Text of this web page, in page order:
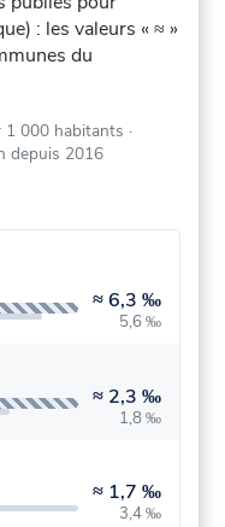
: les valeurs « ≈ »
du
1 000 habitants ·
depuis 2016
≈6,3 ‰
5,6 ‰
≈ 2,3 ‰
1,8 ‰
≈ 1,7 ‰
3,4 ‰